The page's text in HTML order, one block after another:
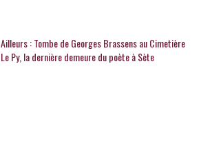
Ailleurs : Tombe de Georges Brassens au Cimetière
Le Py, la dernière demeure du poète à Sète